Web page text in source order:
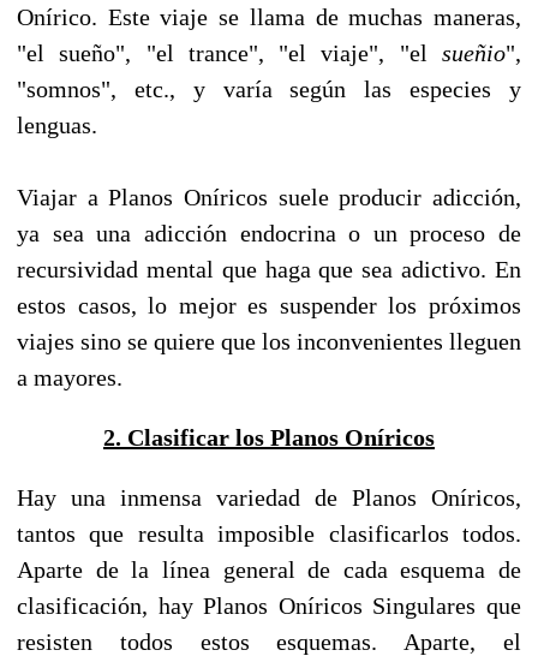
Onírico. Este viaje se llama de muchas maneras,
"el sueño", "el trance", "el viaje", "el sueñio",
"somnos", etc., y varía según las especies y
lenguas.
Viajar a Planos Oníricos suele producir adicción,
ya sea una adicción endocrina o un proceso de
recursividad mental que haga que sea adictivo. En
estos casos, lo mejor es suspender los próximos
viajes sino se quiere que los inconvenientes lleguen
a mayores.
2. Clasificar los Planos Oníricos
Hay una inmensa variedad de Planos Oníricos,
tantos que resulta imposible clasificarlos todos.
Aparte de la línea general de cada esquema de
clasificación, hay Planos Oníricos Singulares que
resisten todos estos esquemas. Aparte, el